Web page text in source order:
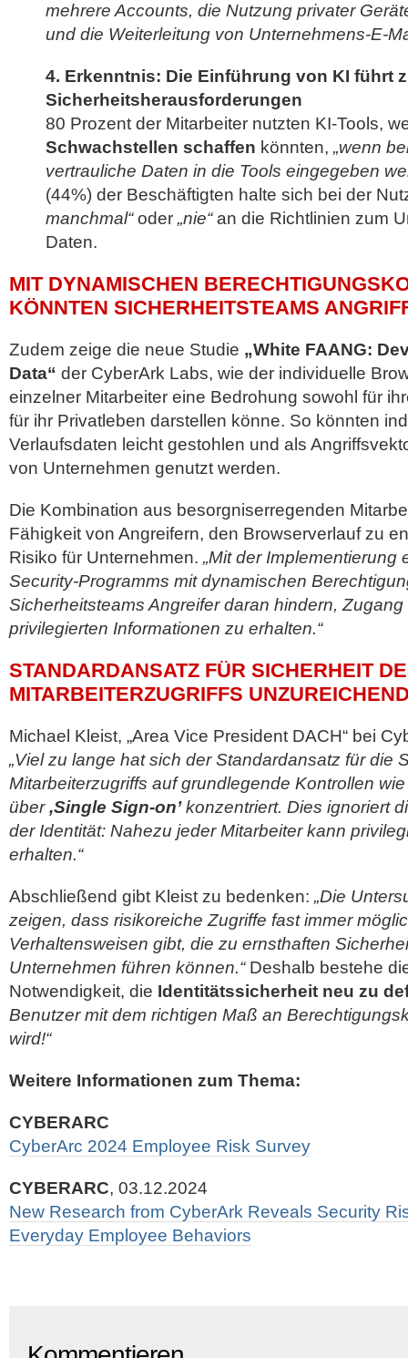
mehrere Accounts, die Nutzung privater
und die Weiterleitung von Unternehmens-E-
4. Erkenntnis: Die Einführung von KI führt
Sicherheitsherausforderungen
80 Prozent der Mitarbeiter nutzten KI-Tools,
Schwachstellen schaffen könnten, „wenn
vertrauliche Daten in die Tools eingegeben
(44%) der Beschäftigten halte sich bei der
manchmal“oder „nie“an die Richtlinien zum
Daten.
MIT DYNAMISCHEN
KÖNNTEN SICHERHEITSTEAMS
Zudem zeige die neue Studie „White FAANG:
Data“ der CyberArk Labs, wie der individuelle
einzelner Mitarbeiter eine Bedrohung sowohl für
für ihr Privatleben darstellen könne. So könnten
Verlaufsdaten leicht gestohlen und als
von Unternehmen genutzt werden.
Die Kombination aus besorgniserregenden
Fähigkeit von Angreifern, den Browserverlauf zu
Risiko für Unternehmen. „Mit der Implementierung
Security-Programms mit dynamischen
Sicherheitsteams Angreifer daran hindern,
privilegierten Informationen zu erhalten.“
STANDARDANSATZ FÜR SICHERHEIT
MITARBEITERZUGRIFFS
Michael Kleist, „Area Vice President DACH“ bei
„Viel zu lange hat sich der Standardansatz für die
Mitarbeiterzugriffs auf grundlegende Kontrollen
über,Single Sign-on’konzentriert. Dies ignoriert
der Identität: Nahezu jeder Mitarbeiter kann
erhalten.“
Abschließend gibt Kleist zu bedenken: „Die
zeigen, dass risikoreiche Zugriffe fast immer
Verhaltensweisen gibt, die zu ernsthaften
Unternehmen führen können.“Deshalb bestehe
Notwendigkeit, die Identitätssicherheit neu zu
Benutzer mit dem richtigen Maß an
wird!“
Weitere Informationen zum Thema:
CYBERARC
CyberArc 2024 Employee Risk Survey
CYBERARC, 03.12.2024
New Research from CyberArk Reveals Security
Everyday Employee Behaviors